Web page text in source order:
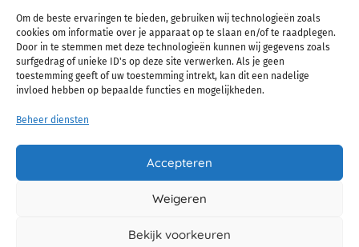
Om de beste ervaringen te bieden, gebruiken wij technologieën zoals
cookies om informatie over je apparaat op te slaan en/of te raadplegen.
Door in te stemmen met deze technologieën kunnen wij gegevens zoals
surfgedrag of unieke ID's op deze site verwerken. Als je geen
toestemming geeft of uw toestemming intrekt, kan dit een nadelige
invloed hebben op bepaalde functies en mogelijkheden.
Beheer diensten
Accepteren
Weigeren
Bekijk voorkeuren
Natuurlijk comfort voor jou en je baby